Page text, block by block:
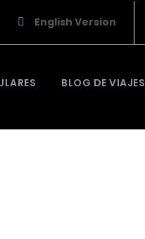
English Version
BLOG DE VIAJES